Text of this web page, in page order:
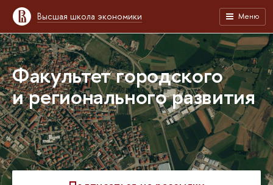
Высшая школа экономики Меню
Факультет городского
и регионального развития